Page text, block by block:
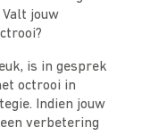
jouw
is in gesprek
octrooi in
Indien jouw
verbetering